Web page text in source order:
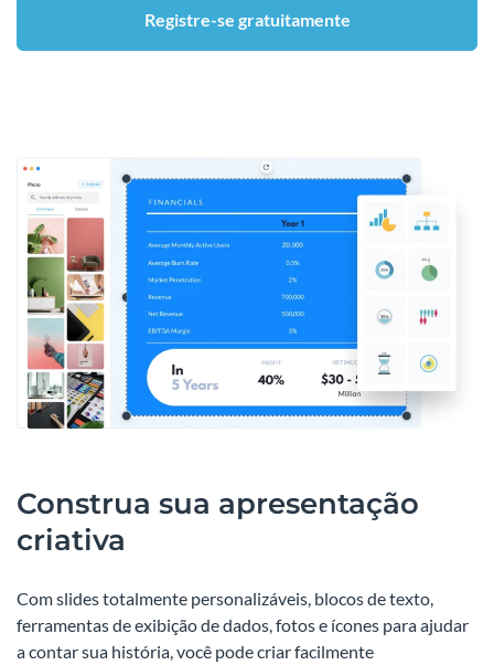
Registre-se gratuitamente
Construa sua apresentação
criativa
Com slides totalmente personalizáveis, blocos de texto,
ferramentas de exibição de dados, fotos e ícones para ajudar
a contar sua história, você pode criar facilmente